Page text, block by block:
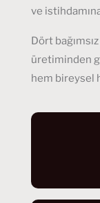
ve
Dört
üretiminden
hem bireysel